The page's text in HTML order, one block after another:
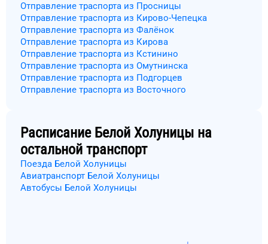
Отправление траспорта из Просницы
Отправление траспорта из Кирово-Чепецка
Отправление траспорта из Фалёнок
Отправление траспорта из Кирова
Отправление траспорта из Кстинино
Отправление траспорта из Омутнинска
Отправление траспорта из Подгорцев
Отправление траспорта из Восточного
Расписание Белой Холуницы на
остальной транспорт
Поезда Белой Холуницы
Авиатранспорт Белой Холуницы
Автобусы Белой Холуницы